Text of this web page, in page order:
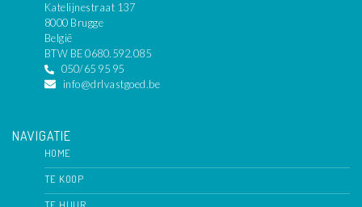
Katelijnestraat 137
8000 Brugge
België
BTW BE 0680.592.085
050/65 95 95
info@drlvastgoed.be
NAVIGATIE
HOME
TE KOOP